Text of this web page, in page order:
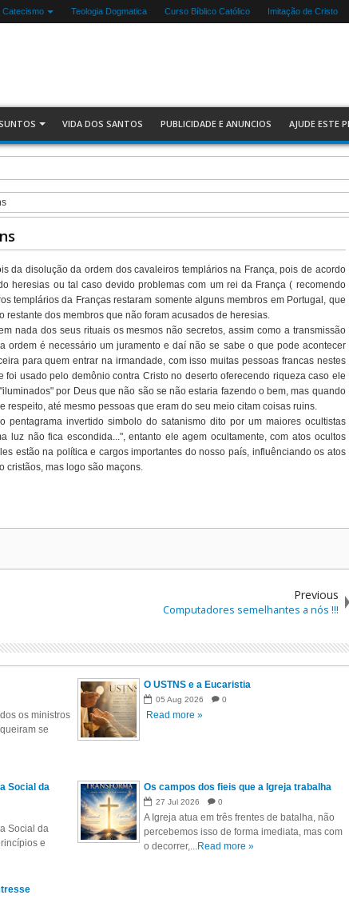
Catecismo Teologia Dogmatica Curso Bíblico Católico Imitação de Cristo
VIDA DOS SANTOS PUBLICIDADE E ANUNCIOS AJUDE ESTE
da disolução da ordem dos cavaleiros templários na França, pois de acordo
heresias ou tal caso devido problemas com um rei da França ( recomendo
templários da Franças restaram somente alguns membros em Portugal, que
restante dos membros que não foram acusados de heresias.
nada dos seus rituais os mesmos não secretos, assim como a transmissão
ordem é necessário um juramento e daí não se sabe o que pode acontecer
para quem entrar na irmandade, com isso muitas pessoas francas nestes
usado pelo demônio contra Cristo no deserto oferecendo riqueza caso ele
por Deus que não são se não estaria fazendo o bem, mas quando
respeito, até mesmo pessoas que eram do seu meio citam coisas ruins.
pentagrama invertido simbolo do satanismo dito por um maiores ocultistas
luz não fica escondida...", entanto ele agem ocultamente, com atos ocultos
estão na política e cargos importantes do nosso país, influênciando os atos
cristãos, mas logo são maçons.
Previous
Computadores semelhantes a nós !!!
os ministros
se
O USTNS e a Eucaristia
05 Aug 2026 0
Read more »
Social da
Social da
e
Os campos dos fieis que a Igreja trabalha
27 Jul 2026 0
A Igreja atua em três frentes de batalha, não
percebemos isso de forma imediata, mas com
o decorrer,...Read more »